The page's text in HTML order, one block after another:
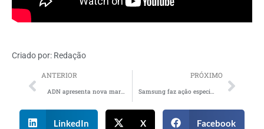
Criado por: Redação
ANTERIOR
ADN apresenta nova marca com foco em qualidade de vida
PRÓXIMO
Samsung faz ação especial da linha Galaxy S22 5G no metaverso de Fortnite
LinkedIn X Facebook